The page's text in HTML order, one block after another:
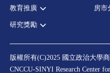
宗旨願景
設置辦法
指導委員
中心成員
聯絡我們
全部
法律
教育推廣
全部活動
理財規劃講座
房市
研究獎勵
住宅學會論文獎支援
都市計劃學會論文獎支援
版權所有(C)2025 國立政治大學
CNCCU-SINYI Research Center